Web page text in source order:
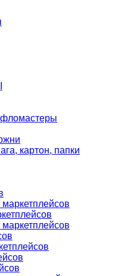
картон, папки